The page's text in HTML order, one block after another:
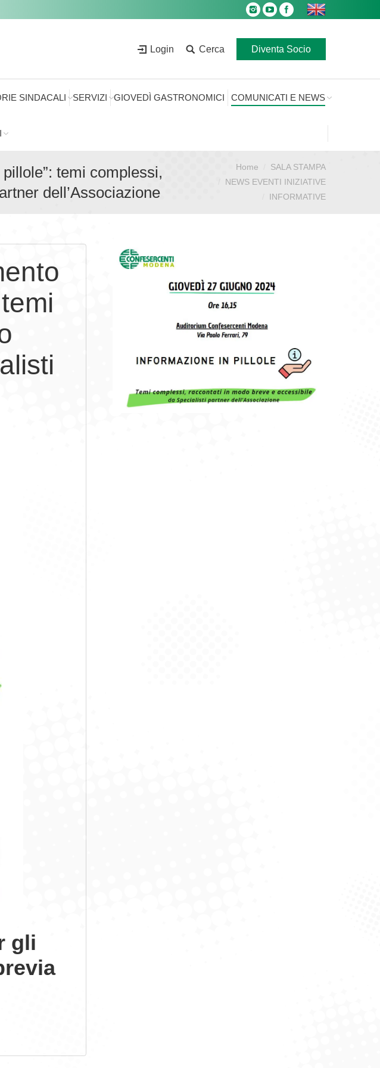
Login Cerca Diventa Socio
SINDACALI SERVIZI GIOVEDÌ GASTRONOMICI COMUNICATI E NEWS
temi complessi,
dell’Associazione
Home
SALA STAMPA
NEWS EVENTI INIZIATIVE
INFORMATIVE
gli